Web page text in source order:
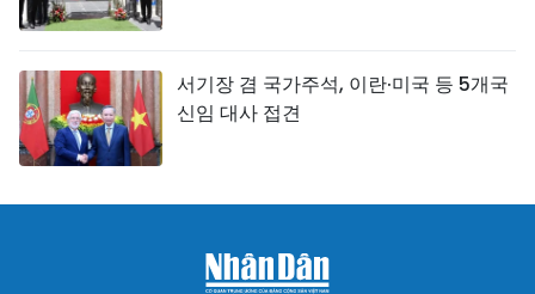
서기장 겸 국가주석, 이란·미국 등 5개국
신임 대사 접견